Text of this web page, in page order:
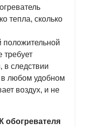
тепла, сколько
положительной
требует
в следствии
в любом удобном
воздух, и не
обогревателя